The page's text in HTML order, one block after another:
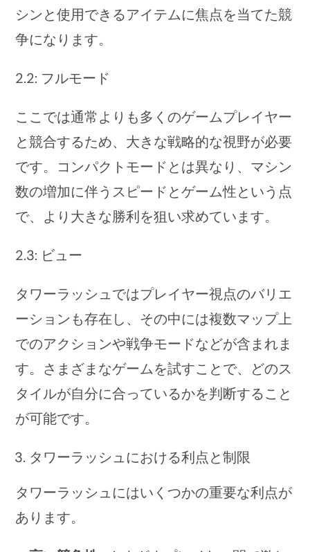
シンと使用できるアイテムに焦点を当てた競
争になります。
2.2: フルモード
ここでは通常よりも多くのゲームプレイヤー
と競合するため、大きな戦略的な視野が必要
です。コンパクトモードとは異なり、マシン
数の増加に伴うスピードとゲーム性という点
で、より大きな勝利を狙い求めています。
2.3: ビュー
タワーラッシュではプレイヤー視点のバリエ
ーションも存在し、その中には複数マップ上
でのアクションや戦争モードなどが含まれま
す。さまざまなゲームを試すことで、どのス
タイルが自分に合っているかを判断すること
が可能です。
タワーラッシュにおける利点と制限
タワーラッシュにはいくつかの重要な利点が
あります。